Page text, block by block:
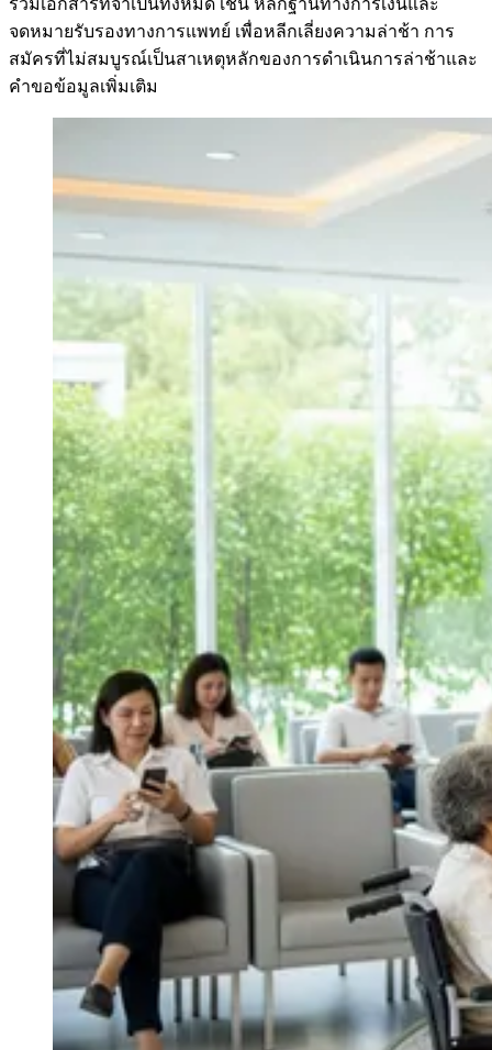
รวมเอกสารที่จำเป็นทั้งหมด เช่น หลักฐานทางการเงินและ
จดหมายรับรองทางการแพทย์ เพื่อหลีกเลี่ยงความล่าช้า การ
สมัครที่ไม่สมบูรณ์เป็นสาเหตุหลักของการดำเนินการล่าช้าและ
คำขอข้อมูลเพิ่มเติม